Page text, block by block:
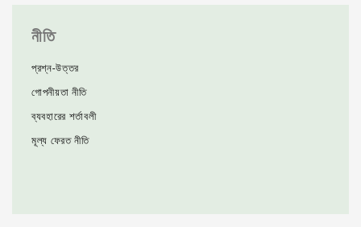
নীতি
প্রশ্ন-উত্তর
গোপনীয়তা নীতি
ব্যবহারের শর্তাবলী
মূল্য ফেরত নীতি